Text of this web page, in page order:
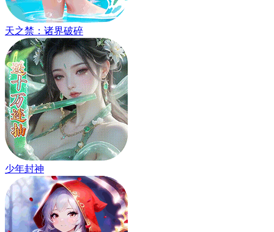
天之禁：诸界破碎
少年封神